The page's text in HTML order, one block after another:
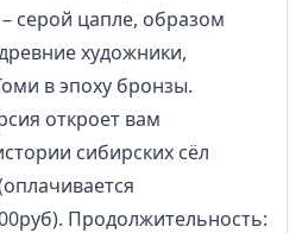
серой цапле, образом
художники,
в эпоху бронзы.
откроет вам
сибирских сёл
Продолжительность: